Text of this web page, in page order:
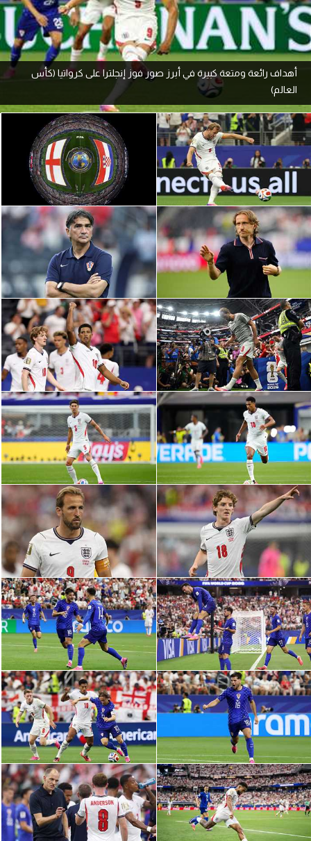
آراء حرة
ركن الألعاب
بطولات
أمريكا 2026
الدوري المصري
الدوري الإنجليزي الممتاز
الدوري الإسباني
الدوري الإيطالي
الدوري الألماني
الدوري الفرنسي
الدوري السعودي للمحترفين
دوري أبطال أوروبا
دوري أبطال إفريقيا
كل البطولات
أقسام
الكرة المصرية
الدوري المصري
الكرة الأوروبية
الكرة الإفريقية
منتخب مصر
سعودي في الجول
الدوري الإنجليزي
الدوري الإسباني
دوري أبطال أوروبا
القسم الثاني
رياضات أخرى
أمم إفريقيا
كرة السلة الأمريكية
أهداف رائعة ومتعة كبيرة في أبرز صور فوز إنجلترا على كرواتيا (كأس
العالم)